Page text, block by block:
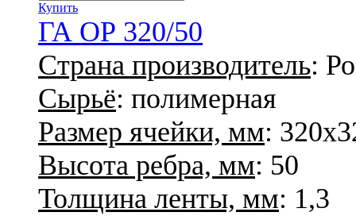
Купить
ГА ОР 320/50
Страна производитель:
Сырьё: полимерная
Размер ячейки, мм:
Высота ребра, мм: 50
Толщина ленты, мм: 1,3